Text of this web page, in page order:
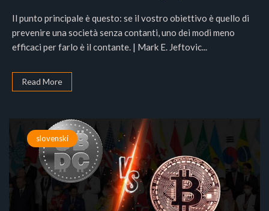
Il punto principale è questo: se il vostro obiettivo è quello di
prevenire una società senza contanti, uno dei modi meno
efficaci per farlo è il contante. | Mark E. Jeftovic...
Read More
slovenski